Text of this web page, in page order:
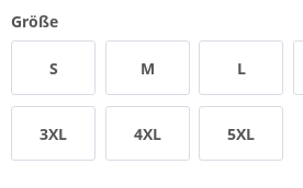
Größe
S M L
3XL 4XL 5XL